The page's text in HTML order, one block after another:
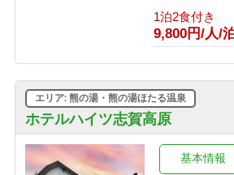
1泊2食付き
9,800円/人/
ホテルハイツ志賀高原
エリア: 熊の湯・熊の湯ほたる温泉
基本情報